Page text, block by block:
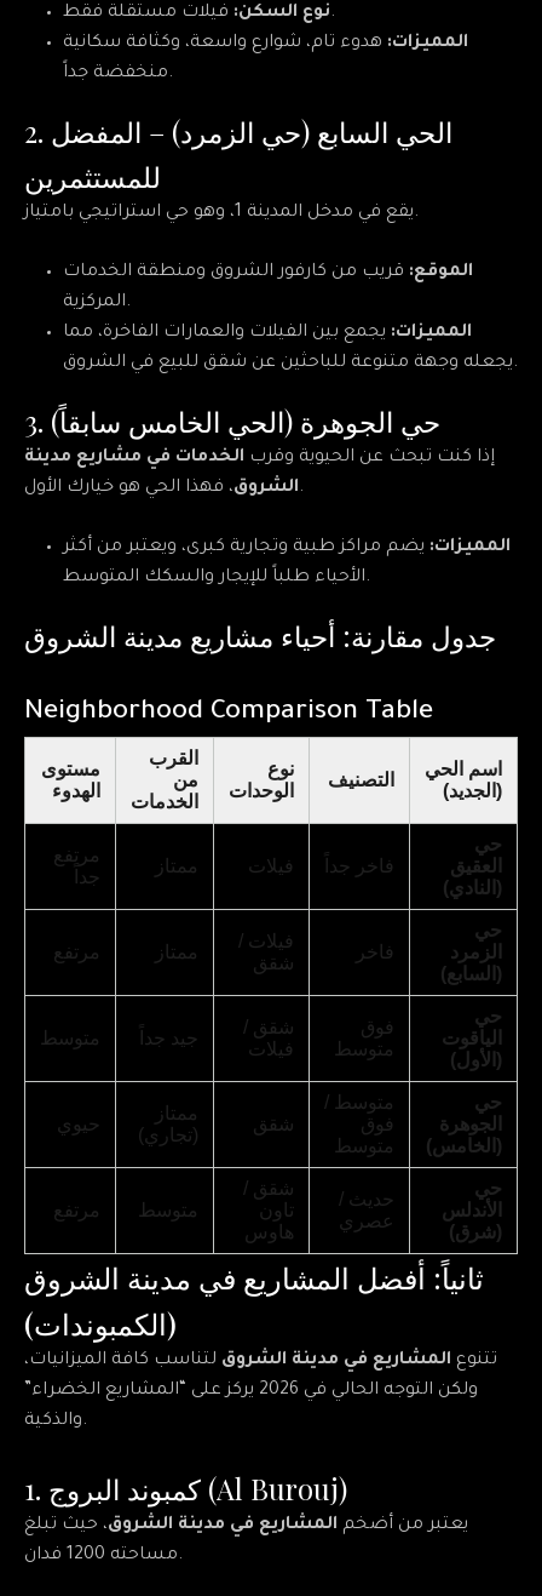
نوع السكن:فيلات مستقلة فقط.
المميزات: هدوء تام، شوارع واسعة، وكثافة سكانية
منخفضة جداً.
2. الحي السابع (حي الزمرد) – المفضل
للمستثمرين
يقع في مدخل المدينة 1، وهو حي استراتيجي بامتياز.
الموقع: قريب من كارفور الشروق ومنطقة الخدمات
المركزية.
المميزات: يجمع بين الفيلات والعمارات الفاخرة، مما
يجعله وجهة متنوعة للباحثين عن شقق للبيع في الشروق.
3. حي الجوهرة (الحي الخامس سابقاً)
إذا كنت تبحث عن الحيوية وقرب الخدمات في مشاريع مدينة
الشروق، فهذا الحي هو خيارك الأول.
المميزات: يضم مراكز طبية وتجارية كبرى، ويعتبر من أكثر
الأحياء طلباً للإيجار والسكك المتوسط.
جدول مقارنة: أحياء مشاريع مدينة الشروق
Neighborhood Comparison Table
اسم الحي
(الجديد)
التصنيف
نوع
الوحدات
القرب
من
الخدمات
مستوى
الهدوء
حي
العقيق
(النادي)
فاخر جداً فيلات ممتاز
مرتفع
جداً
حي
الزمرد
(السابع)
فاخر
فيلات /
شقق
ممتاز مرتفع
حي
الياقوت
(الأول)
فوق
متوسط
شقق /
فيلات
جيد جداً متوسط
حي
الجوهرة
(الخامس)
متوسط /
فوق
متوسط
شقق
ممتاز
(تجاري)
حيوي
حي
الأندلس
(شرق)
حديث /
عصري
شقق /
تاون
هاوس
متوسط مرتفع
ثانياً: أفضل المشاريع في مدينة الشروق
(الكمبوندات)
تتنوع المشاريع في مدينة الشروق لتناسب كافة الميزانيات،
ولكن التوجه الحالي في 2026 يركز على “المشاريع الخضراء”
والذكية.
1. كمبوند البروج (Al Burouj)
يعتبر من أضخم المشاريع في مدينة الشروق، حيث تبلغ
مساحته 1200 فدان.